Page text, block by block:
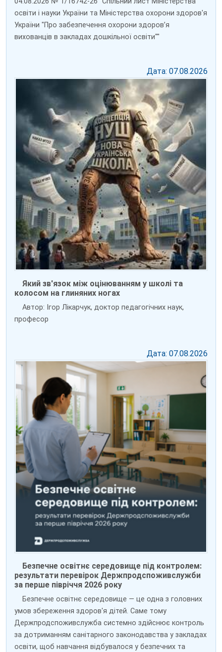
освіти і науки України та Міністерства охорони здоров'я
України "Про забезпечення охорони здоров’я
вихованців в закладах дошкільної освіти""
Дата: 07.08.2026
Який зв'язок між оцінюванням у школі та
колосом на глиняних ногах
Автор: Ігор Лікарчук, доктор педагогічних наук,
професор
Дата: 07.08.2026
Безпечне освітнє середовище під контролем:
результати перевірок Держпродспоживслужби
за перше півріччя 2026 року
Безпечне освітнє середовище — це одна з головних
умов збереження здоров'я дітей. Саме тому
Держпродспоживслужба системно здійснює контроль
за дотриманням санітарного законодавства у закладах
освіти, щоб навчання відбувалося у безпечних та